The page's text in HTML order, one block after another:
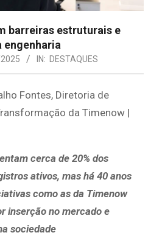
barreiras estruturais e
engenharia
IN: DESTAQUES
Fontes, Diretoria de
da Timenow |
cerca de 20% dos
ativos, mas há 40 anos
como as da Timenow
inserção no mercado e
sociedade